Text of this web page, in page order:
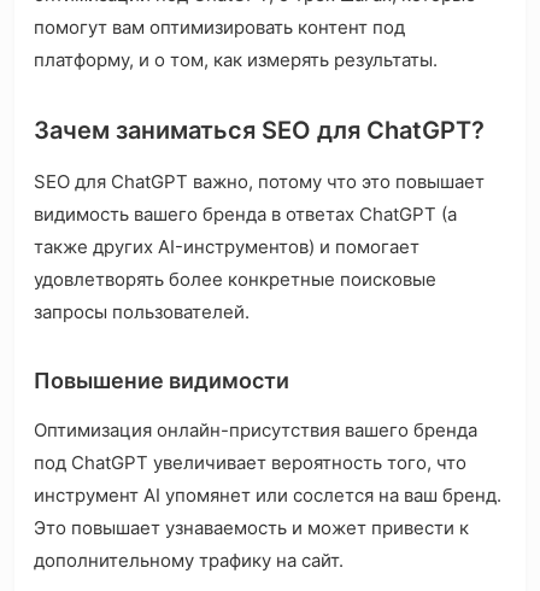
помогут вам оптимизировать контент под
платформу, и о том, как измерять результаты.
Зачем заниматься SEO для ChatGPT?
SEO для ChatGPT важно, потому что это повышает
видимость вашего бренда в ответах ChatGPT (а
также других AI-инструментов) и помогает
удовлетворять более конкретные поисковые
запросы пользователей.
Повышение видимости
Оптимизация онлайн-присутствия вашего бренда
под ChatGPT увеличивает вероятность того, что
инструмент AI упомянет или сослется на ваш бренд.
Это повышает узнаваемость и может привести к
дополнительному трафику на сайт.